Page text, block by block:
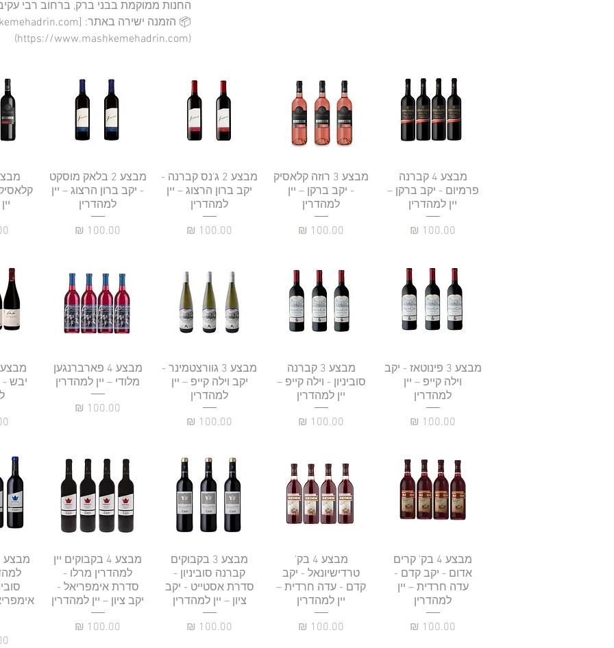
(https://www.mashkemehadrin.com)
תצוגה מהירה
מבצע 4 קברנה
פרמיום - יקב ברקן –
יין למהדרין
מחיר
תצוגה מהירה
מבצע 3 רוזה קלאסיק
- יקב ברקן – יין
למהדרין
מחיר
תצוגה מהירה
מבצע 2 ג'נס קברנה -
יקב ברון הרצוג – יין
למהדרין
מחיר
תצוגה מהירה
מבצע 2 בלאק מוסקט
- יקב ברון הרצוג – יין
למהדרין
מחיר
תצוגה מהירה
מבצע 3 פינוטאז - יקב
וילה קייפ – יין
למהדרין
מחיר
תצוגה מהירה
מבצע 3 קברנה
סוביניון - וילה קייפ –
יין למהדרין
מחיר
תצוגה מהירה
מבצע 3 גוורצטמינר -
יקב וילה קייפ – יין
למהדרין
מחיר
תצוגה מהירה
מבצע 4 פארברנגען
מלודי – יין למהדרין
מחיר
יבש -
תצוגה מהירה
מבצע 4 בק' קרים
אדום - יקב קדם -
עדה חרדית – יין
למהדרין
מחיר
תצוגה מהירה
מבצע 4 בק'
טרדישיונאל - יקב
קדם - עדה חרדית –
יין למהדרין
מחיר
תצוגה מהירה
מבצע 3 בקבוקים
קברנה סוביניון -
סדרת אסטייט - יקב
ציון – יין למהדרין
מחיר
תצוגה מהירה
מבצע 4 בקבוקים יין
למהדרין מרלו -
סדרת אימפריאל -
יקב ציון – יין למהדרין
מחיר